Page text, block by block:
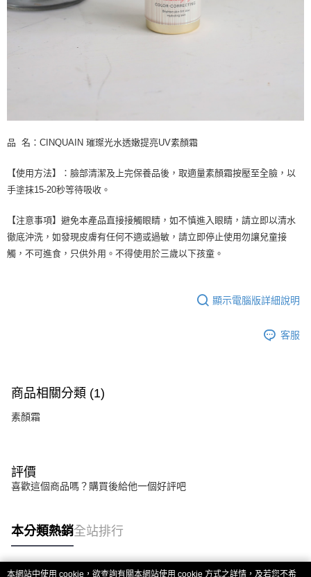
品 名：CINQUAIN 璀璨光水透嫩提亮UV素顏霜
【使用方法】：臉部清潔及上完保養品後，取適量素顏霜按壓至全臉，以
手塗抹15-20秒等待吸收。
【注意事項】避免本產品直接接觸眼睛，如不慎進入眼睛，請立即以清水
徹底沖洗，如發現皮膚有任何不適或過敏，請立即停止使用勿讓兒童接
觸，不可進食，只供外用。不得使用於三歲以下孩童。
顯示電腦版詳細說明
客服
商品相關分類 (1)
素顏霜
評價
喜歡這個商品嗎？購買後給他一個好評吧
本分類熱銷全站排行
本網站中使用 cookie，欲查詢有關本網站使用 cookie 方式之詳情，及若您不希